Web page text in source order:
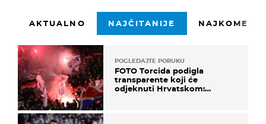
AKTUALNO NAJČITANIJE
POGLEDAJTE PORUKU
FOTO Torcida podigla
transparente koji će
odjeknuti Hrvatskom: